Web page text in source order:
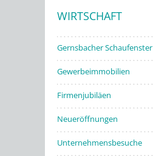
WIRTSCHAFT
Gernsbacher Schaufenster
Gewerbeimmobilien
Firmenjubiläen
Neueröffnungen
Unternehmensbesuche